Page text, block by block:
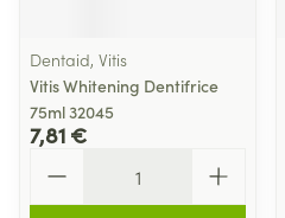
Dentaid, Vitis
Vitis Whitening Dentifrice
75ml 32045
7,81 €